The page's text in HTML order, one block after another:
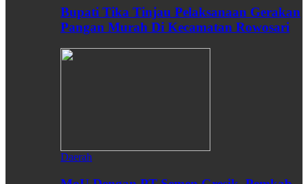
Bupati Tika Tinjau Pelaksanaan Gerakan
Pangan Murah Di Kecamatan Rowosari
Daerah